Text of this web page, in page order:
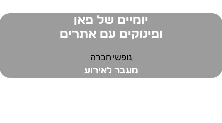
יומיים של פאן
ופינוקים עם אתרים
נופשי חברה
מעבר לאירוע